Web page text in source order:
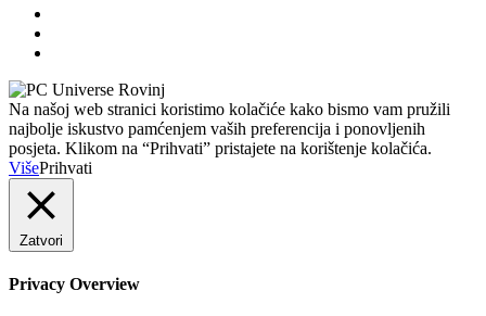
Na našoj web stranici koristimo kolačiće kako bismo vam pružili
najbolje iskustvo pamćenjem vaših preferencija i ponovljenih
posjeta. Klikom na “Prihvati” pristajete na korištenje kolačića.
VišePrihvati
Zatvori
Privacy Overview